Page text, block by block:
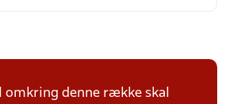
omkring denne række skal